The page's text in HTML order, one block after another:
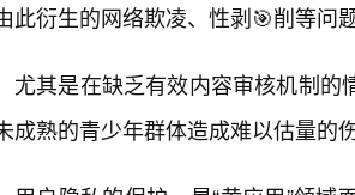
此衍生的网络欺凌、性剥🎯削等问
尤其是在缺乏有效内容审核机制
成熟的青少年群体造成难以估量的